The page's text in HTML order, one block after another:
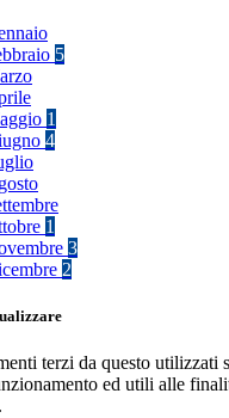
5
1
4
1
3
2
terzi da questo utilizzati
ed utili alle
.